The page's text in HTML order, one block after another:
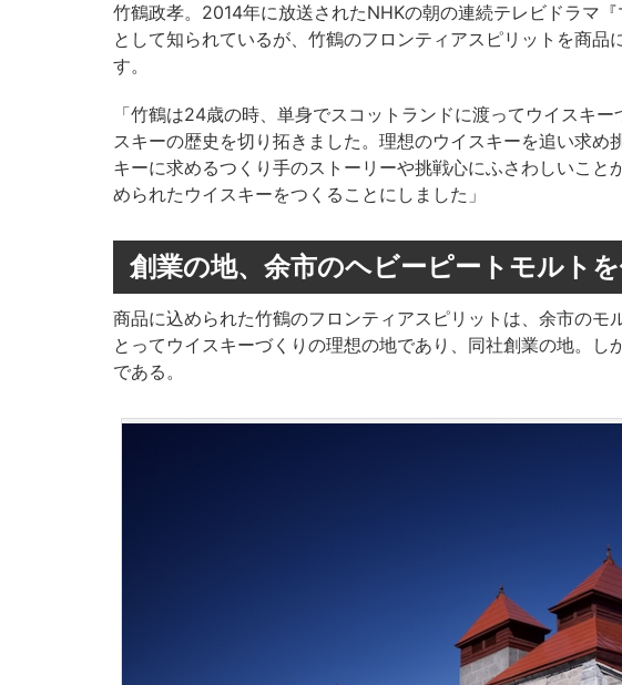
竹鶴政孝。2014年に放送されたNHKの朝の連続テレビドラマ
として知られているが、竹鶴のフロンティアスピリットを商
す。
「竹鶴は24歳の時、単身でスコットランドに渡ってウイスキ
スキーの歴史を切り拓きました。理想のウイスキーを追い求め
キーに求めるつくり手のストーリーや挑戦心にふさわしいこと
められたウイスキーをつくることにしました」
創業の地、余市のヘビーピートモルトを
商品に込められた竹鶴のフロンティアスピリットは、余市のモ
とってウイスキーづくりの理想の地であり、同社創業の地。
である。